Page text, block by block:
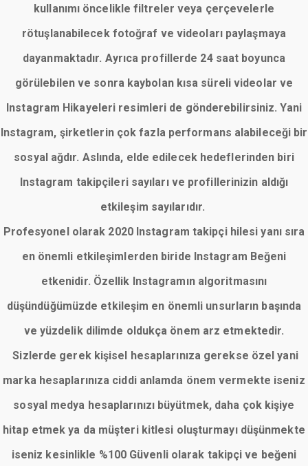
kullanımı öncelikle filtreler veya çerçevelerle
rötuşlanabilecek fotoğraf ve videoları paylaşmaya
dayanmaktadır. Ayrıca profillerde 24 saat boyunca
görülebilen ve sonra kaybolan kısa süreli videolar ve
Instagram Hikayeleri resimleri de gönderebilirsiniz. Yani
Instagram, şirketlerin çok fazla performans alabileceği bir
sosyal ağdır. Aslında, elde edilecek hedeflerinden biri
Instagram takipçileri sayıları ve profillerinizin aldığı
etkileşim sayılarıdır.
Profesyonel olarak 2020 Instagram takipçi hilesi yanı sıra
en önemli etkileşimlerden biride Instagram Beğeni
etkenidir. Özellik Instagramın algoritmasını
düşündüğümüzde etkileşim en önemli unsurların başında
ve yüzdelik dilimde oldukça önem arz etmektedir.
Sizlerde gerek kişisel hesaplarınıza gerekse özel yani
marka hesaplarınıza ciddi anlamda önem vermekte iseniz
sosyal medya hesaplarınızı büyütmek, daha çok kişiye
hitap etmek ya da müşteri kitlesi oluşturmayı düşünmekte
iseniz kesinlikle %100 Güvenli olarak takipçi ve beğeni